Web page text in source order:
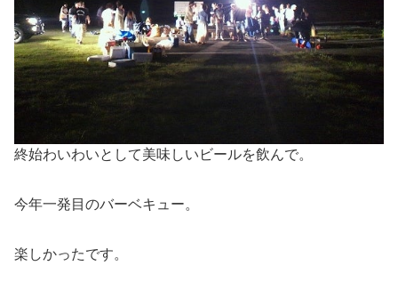
終始わいわいとして美味しいビールを飲んで。
今年一発目のバーベキュー。
楽しかったです。